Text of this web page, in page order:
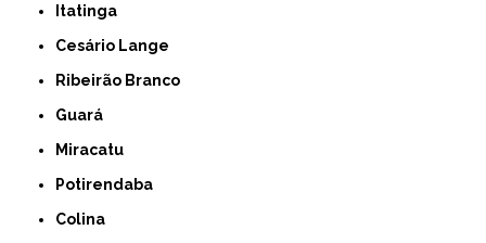
Itatinga
Cesário Lange
Ribeirão Branco
Guará
Miracatu
Potirendaba
Colina